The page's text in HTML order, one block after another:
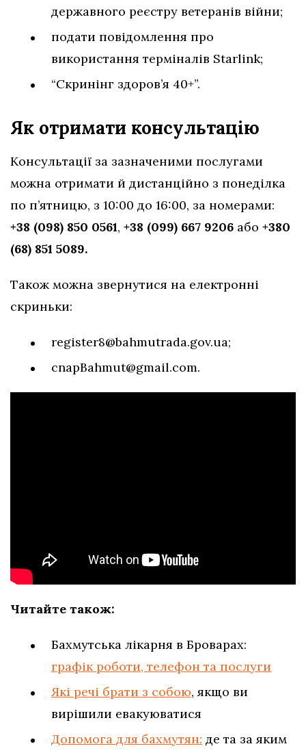
державного реєстру ветеранів війни;
подати повідомлення про
використання терміналів Starlink;
“Скринінг здоров’я 40+”.
Як отримати консультацію
Консультації за зазначеними послугами
можна отримати й дистанційно з понеділка
по п’ятницю, з 10:00 до 16:00, за номерами:
+38 (098) 850 0561, +38 (099) 667 9206 або +380
(68) 851 5089.
Також можна звернутися на електронні
скриньки:
register8@bahmutrada.gov.ua;
cnapBahmut@gmail.com.
Читайте також:
Бахмутська лікарня в Броварах:
графік роботи, телефон та послуги
Які речі брати з собою, якщо ви
вирішили евакуюватися
Допомога для бахмутян: де та за яким